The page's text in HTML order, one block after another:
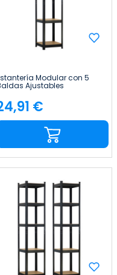
Modular con 5
Ajustables
180x40x40cm 175Kg Thinia
€